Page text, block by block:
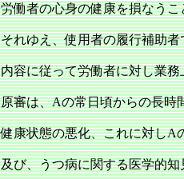
労働者の心身の健康を損なう
それゆえ、使用者の履行補助
内容に従って労働者に対し業
原審は、Aの常日頃からの長時
健康状態の悪化、これに対しA
及び、うつ病に関する医学的